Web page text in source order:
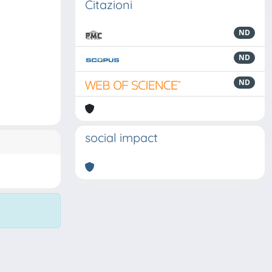
Citazioni
ND
ND
ND
social impact